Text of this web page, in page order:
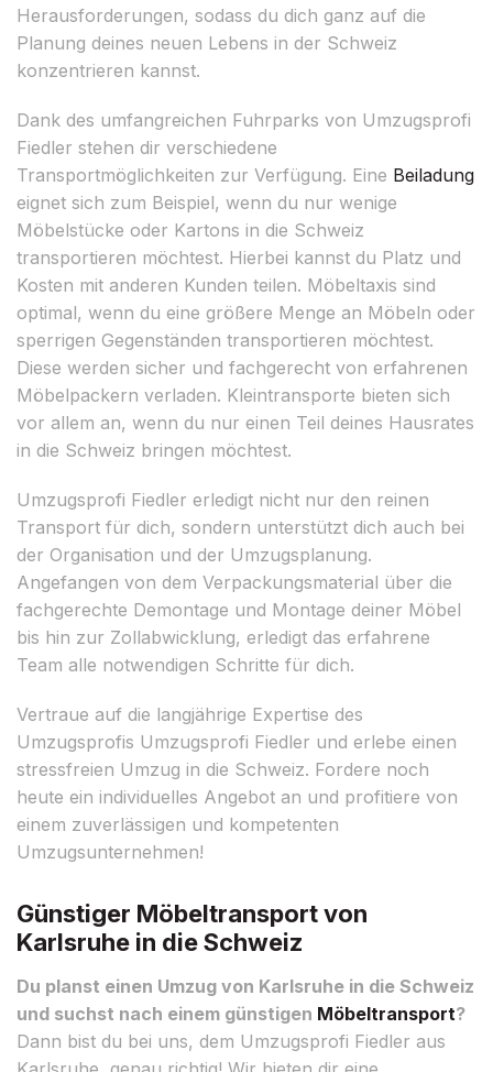
Herausforderungen, sodass du dich ganz auf die
Planung deines neuen Lebens in der Schweiz
konzentrieren kannst.
Dank des umfangreichen Fuhrparks von Umzugsprofi
Fiedler stehen dir verschiedene
Transportmöglichkeiten zur Verfügung. Eine Beiladung
eignet sich zum Beispiel, wenn du nur wenige
Möbelstücke oder Kartons in die Schweiz
transportieren möchtest. Hierbei kannst du Platz und
Kosten mit anderen Kunden teilen. Möbeltaxis sind
optimal, wenn du eine größere Menge an Möbeln oder
sperrigen Gegenständen transportieren möchtest.
Diese werden sicher und fachgerecht von erfahrenen
Möbelpackern verladen. Kleintransporte bieten sich
vor allem an, wenn du nur einen Teil deines Hausrates
in die Schweiz bringen möchtest.
Umzugsprofi Fiedler erledigt nicht nur den reinen
Transport für dich, sondern unterstützt dich auch bei
der Organisation und der Umzugsplanung.
Angefangen von dem Verpackungsmaterial über die
fachgerechte Demontage und Montage deiner Möbel
bis hin zur Zollabwicklung, erledigt das erfahrene
Team alle notwendigen Schritte für dich.
Vertraue auf die langjährige Expertise des
Umzugsprofis Umzugsprofi Fiedler und erlebe einen
stressfreien Umzug in die Schweiz. Fordere noch
heute ein individuelles Angebot an und profitiere von
einem zuverlässigen und kompetenten
Umzugsunternehmen!
Günstiger Möbeltransport von
Karlsruhe in die Schweiz
Du planst einen Umzug von Karlsruhe in die Schweiz
und suchst nach einem günstigen Möbeltransport?
Dann bist du bei uns, dem Umzugsprofi Fiedler aus